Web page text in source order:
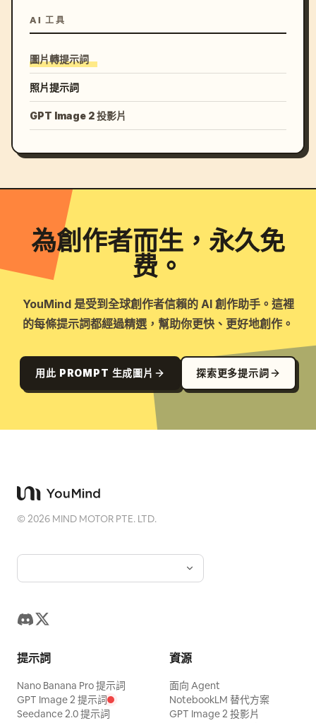
AI 工具
圖片轉提示詞
照片提示詞
GPT Image 2 投影片
為創作者而生，永久免
费。
YouMind 是受到全球創作者信賴的 AI 創作助手。這裡
的每條提示詞都經過精選，幫助你更快、更好地創作。
用此 PROMPT 生成圖片 探索更多提示詞
©2026 MIND MOTOR PTE. LTD.
提示詞
Nano Banana Pro 提示詞
GPT Image 2 提示詞
Seedance 2.0 提示詞
資源
面向 Agent
NotebookLM 替代方案
GPT Image 2 投影片